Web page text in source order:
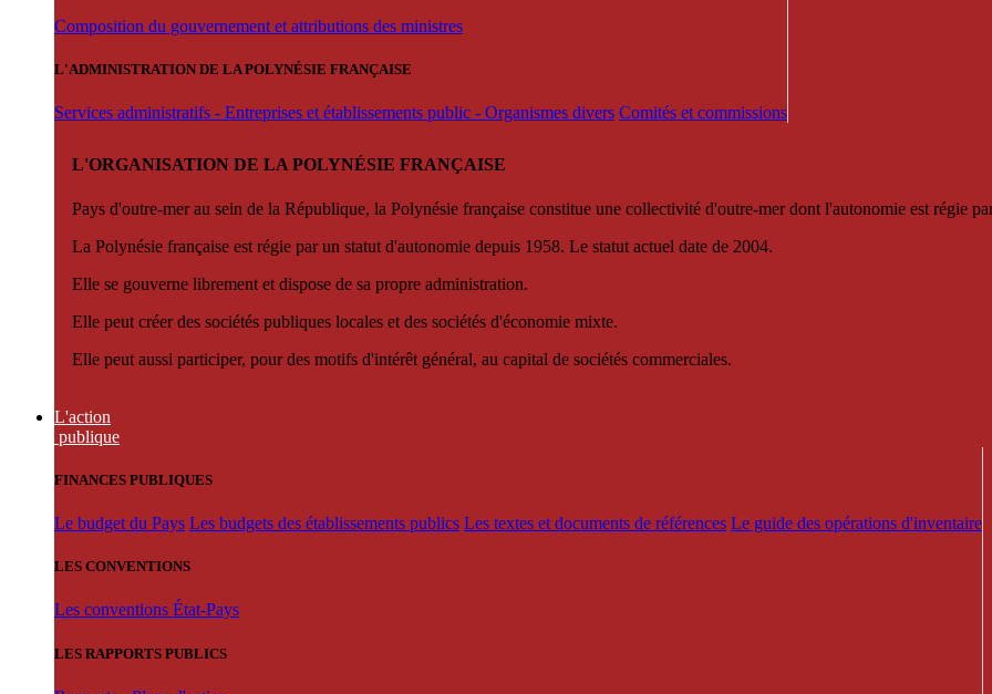
Composition du gouvernement et attributions des ministres
L'ADMINISTRATION DE LA POLYNÉSIE FRANÇAISE
Services administratifs - Entreprises et établissements public - Organismes divers Comités et commissions
L'ORGANISATION DE LA POLYNÉSIE FRANÇAISE
Pays d'outre-mer au sein de la République, la Polynésie française constitue une collectivité d'outre-mer dont l'autonomie est régie
La Polynésie française est régie par un statut d'autonomie depuis 1958. Le statut actuel date de 2004.
Elle se gouverne librement et dispose de sa propre administration.
Elle peut créer des sociétés publiques locales et des sociétés d'économie mixte.
Elle peut aussi participer, pour des motifs d'intérêt général, au capital de sociétés commerciales.
L'action
publique
FINANCES PUBLIQUES
Le budget du Pays Les budgets des établissements publics Les textes et documents de références Le guide des opérations d'inventaire
LES CONVENTIONS
Les conventions État-Pays
LES RAPPORTS PUBLICS